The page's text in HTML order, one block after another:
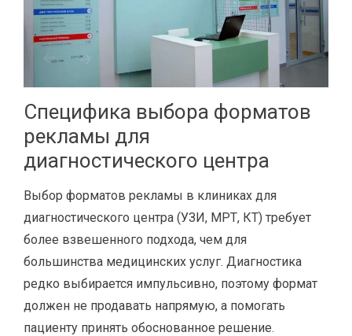
Специфика выбора форматов
рекламы для
диагностического центра
Выбор форматов рекламы в клиниках для
диагностического центра (УЗИ, МРТ, КТ) требует
более взвешенного подхода, чем для
большинства медицинских услуг. Диагностика
редко выбирается импульсивно, поэтому формат
должен не продавать напрямую, а помогать
пациенту принять обоснованное решение.